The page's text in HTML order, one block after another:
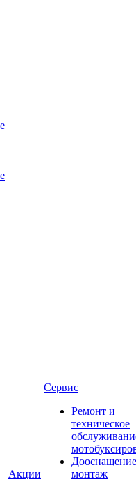
Акции
Сервис
Ремонт и
техническое
монтаж